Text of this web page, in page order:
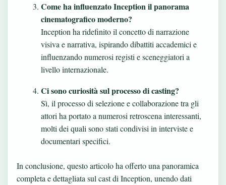
Come ha influenzato Inception il panorama
cinematografico moderno?
Inception ha ridefinito il concetto di narrazione
visiva e narrativa, ispirando dibattiti accademici e
influenzando numerosi registi e sceneggiatori a
livello internazionale.
Ci sono curiosità sul processo di casting?
Sì, il processo di selezione e collaborazione tra gli
attori ha portato a numerosi retroscena interessanti,
molti dei quali sono stati condivisi in interviste e
documentari specifici.
In conclusione, questo articolo ha offerto una panoramica
completa e dettagliata sul cast di Inception, unendo dati